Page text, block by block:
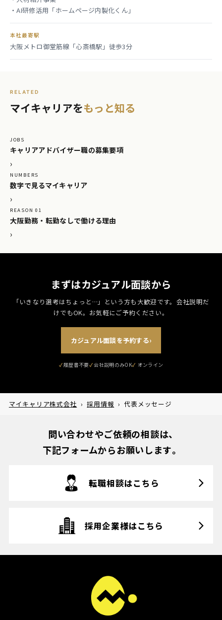
・AI研修活用「ホームページ内製化くん」
本社最寄駅
大阪メトロ御堂筋線「心斎橋駅」徒歩3分
RELATED
マイキャリアをもっと知る
JOBS
キャリアアドバイザー職の募集要項
›
NUMBERS
数字で見るマイキャリア
›
REASON 01
大阪勤務・転勤なしで働ける理由
›
まずはカジュアル面談から
「いきなり選考はちょっと…」という方も大歓迎です。 会社説明だ
けでもOK。お気軽にご予約ください。
カジュアル面談を予約する›
履歴書不要 会社説明のみOK
マイキャリア株式会社 › 採用情報 › 代表メッセージ
問い合わせやご依頼の相談は、
下記フォームからお願いします。
転職相談はこちら
採用企業様はこちら